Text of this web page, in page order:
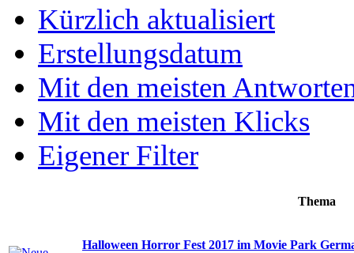
Kürzlich aktualisiert
Erstellungsdatum
Mit den meisten
Mit den meisten Klicks
Eigener Filter
Thema
Halloween Horror Fest 2017 im Movie Park